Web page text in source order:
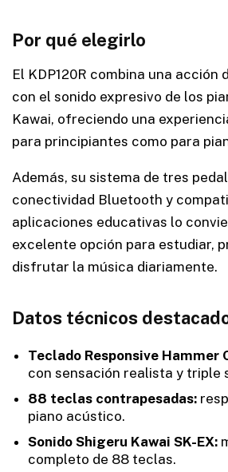
Por qué elegirlo
El KDP120R combina una
con el sonido expresivo de los
Kawai, ofreciendo una
para principiantes como para
Además, su sistema de tres
conectividad Bluetooth y
aplicaciones educativas lo
excelente opción para estudiar,
disfrutar la música diariamente.
Datos técnicos
Teclado Responsive Hammer
con sensación realista y triple
88 teclas contrapesadas:
piano acústico.
Sonido Shigeru Kawai SK-EX:
completo de 88 teclas.